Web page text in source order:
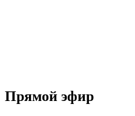
Прямой эфир